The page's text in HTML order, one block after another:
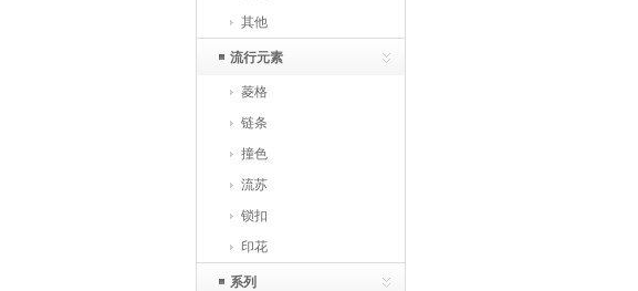
其他
流行元素
菱格
链条
撞色
流苏
锁扣
印花
系列